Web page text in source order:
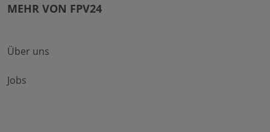
MEHR VON FPV24
Über uns
Jobs